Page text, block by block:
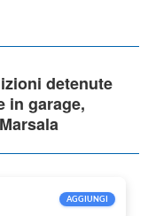
detenute
in garage,
AGGIUNGI